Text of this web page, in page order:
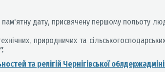
пам'ятну дату, присвячену першому польоту
природничих та
та релігій Чернігівської